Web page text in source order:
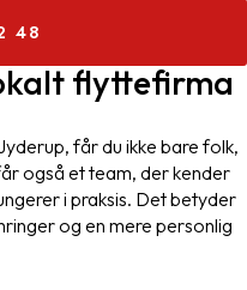
48
flyttefirma
får du ikke bare folk,
også et team, der kender
i praksis. Det betyder
og en mere personlig